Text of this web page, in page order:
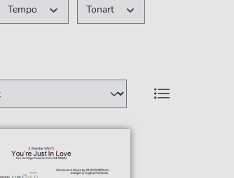
Tempo Tonart